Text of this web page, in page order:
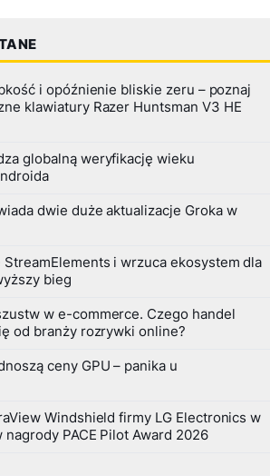
i opóźnienie bliskie zeru – poznaj
klawiatury Razer Huntsman V3 HE
globalną weryfikację wieku
dwie duże aktualizacje Groka w
StreamElements i wrzuca ekosystem dla
bieg
w e-commerce. Czego handel
od branży rozrywki online?
ceny GPU – panika u
Windshield firmy LG Electronics w
PACE Pilot Award 2026